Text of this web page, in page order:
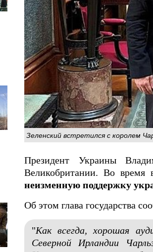
Зеленский встретился с королем
Президент Украины
Великобритании. Во время
неизменную поддержку
Об этом глава государства
"Как всегда, хорошая
Северной Ирландии